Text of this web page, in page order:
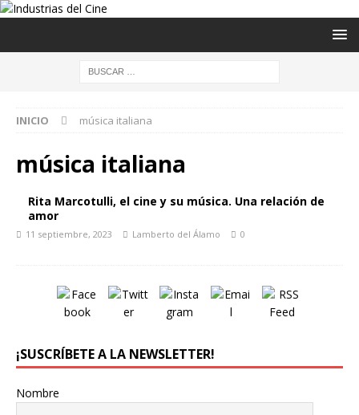
INICIO música italiana
música italiana
Rita Marcotulli, el cine y su música. Una relación de
amor
11 septiembre, 2023 Lamberto del Álamo 0
¡SUSCRÍBETE A LA NEWSLETTER!
Nombre